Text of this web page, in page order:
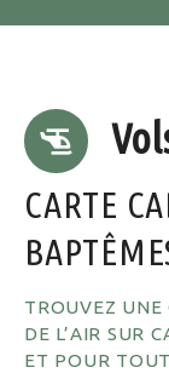
CARTE
TROUVEZ UNE
DE L’AIR SUR
ET POUR